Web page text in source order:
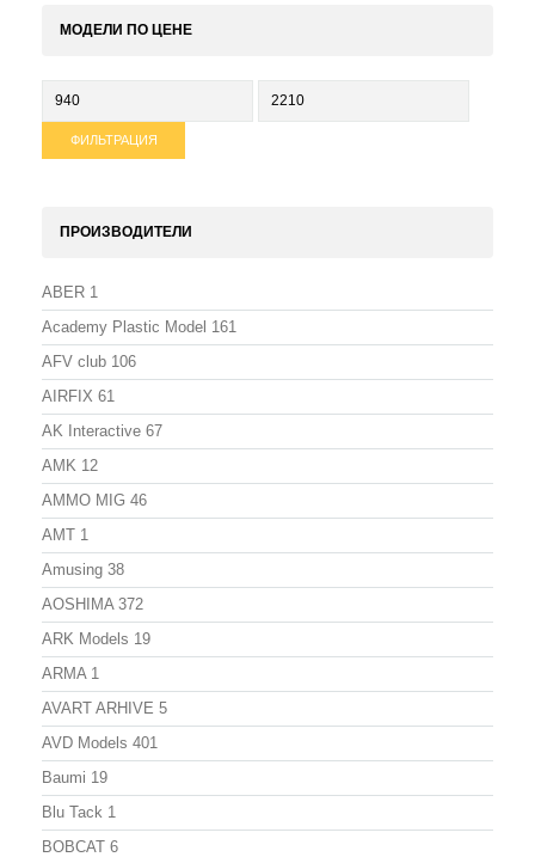
МОДЕЛИ ПО ЦЕНЕ
цена
цена
ФИЛЬТРАЦИЯ
ПРОИЗВОДИТЕЛИ
ABER 1
Academy Plastic Model 161
AFV club 106
AIRFIX 61
AK Interactive 67
AMK 12
AMMO MIG 46
AMT 1
Amusing 38
AOSHIMA 372
ARK Models 19
ARMA 1
AVART ARHIVE 5
AVD Models 401
Baumi 19
Blu Tack 1
BOBCAT 6